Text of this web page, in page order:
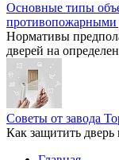
Основные типы
противопожарными
Нормативы
дверей на
Советы от завода
Как защитить дверь